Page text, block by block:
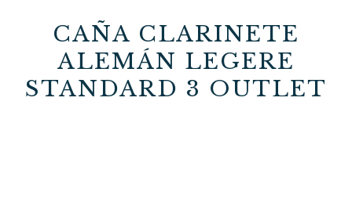
CAÑA CLARINETE
ALEMÁN LEGERE
STANDARD 3 OUTLET